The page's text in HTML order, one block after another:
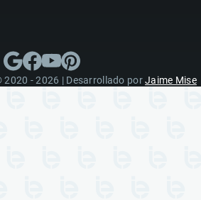
- 2026 | Desarrollado porJaime Mise